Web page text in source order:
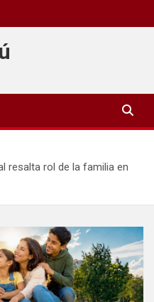
resalta rol de la familia en